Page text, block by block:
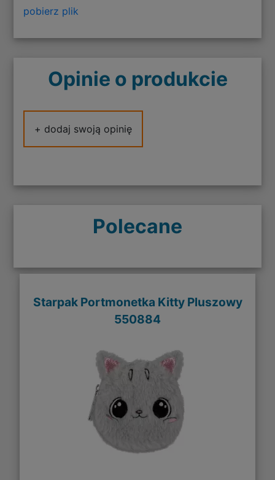
pobierz plik
Opinie o produkcie
+ dodaj swoją opinię
Polecane
Starpak Portmonetka Kitty Pluszowy
550884